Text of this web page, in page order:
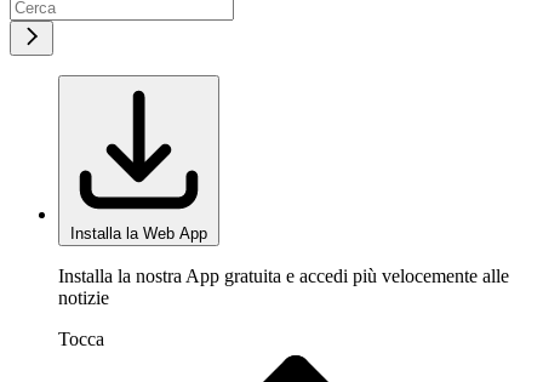
Installa la Web App
Installa la nostra App gratuita e accedi più velocemente alle
notizie
Tocca